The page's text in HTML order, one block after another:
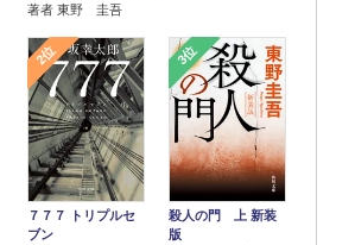
著者 東野 圭吾
2位
７７７ トリプルセ
ブン
3位
殺人の門 上 新装
版